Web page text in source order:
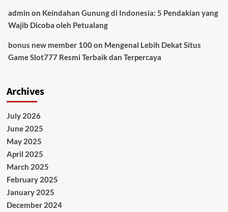
admin on Keindahan Gunung di Indonesia: 5 Pendakian yang
Wajib Dicoba oleh Petualang
bonus new member 100on Mengenal Lebih Dekat Situs
Game Slot777 Resmi Terbaik dan Terpercaya
Archives
July 2026
June 2025
May 2025
April 2025
March 2025
February 2025
January 2025
December 2024